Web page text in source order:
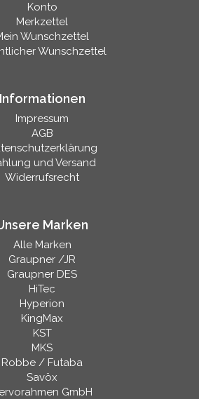
Konto
Merkzettel
Wunschzettel
Wunschzettel
Informationen
Impressum
AGB
und Versand
Widerrufsrecht
Marken
Alle Marken
Graupner /JR
Graupner DES
HiTec
Hyperion
KingMax
KST
MKS
Robbe / Futaba
Savöx
GmbH